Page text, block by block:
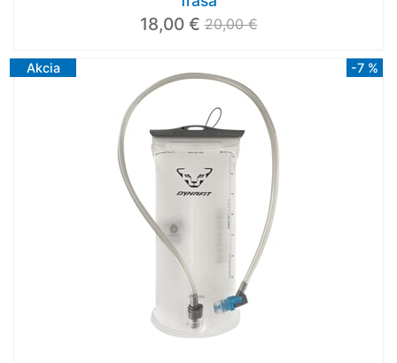
18,00 € 20,00 €
Akcia -7 %